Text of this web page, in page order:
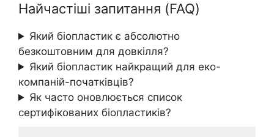
Найчастіші запитання (FAQ)
Який біопластик є абсолютно
безкоштовним для довкілля?
Який біопластик найкращий для еко-
компаній-початківців?
Як часто оновлюється список
сертифікованих біопластиків?